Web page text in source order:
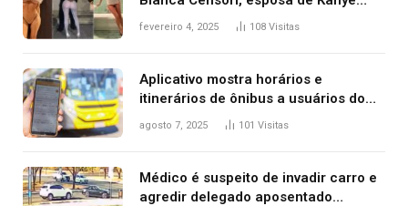
West que apareceu nua no Grammy
fevereiro 4, 2025 108 Visitas
Aplicativo mostra horários e
itinerários de ônibus a usuários do
transporte público de Palmas; confira
agosto 7, 2025 101 Visitas
Médico é suspeito de invadir carro e
agredir delegado aposentado